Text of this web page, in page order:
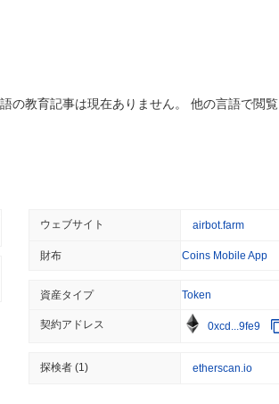
HACKERS
を放棄
を解放
の教育記事は現在ありません。 他の言語で閲
ウェブサイト airbot.farm
財布 Coins Mobile App
資産タイプ Token
契約アドレス 0xcd...9fe9
探検者(1) etherscan.io